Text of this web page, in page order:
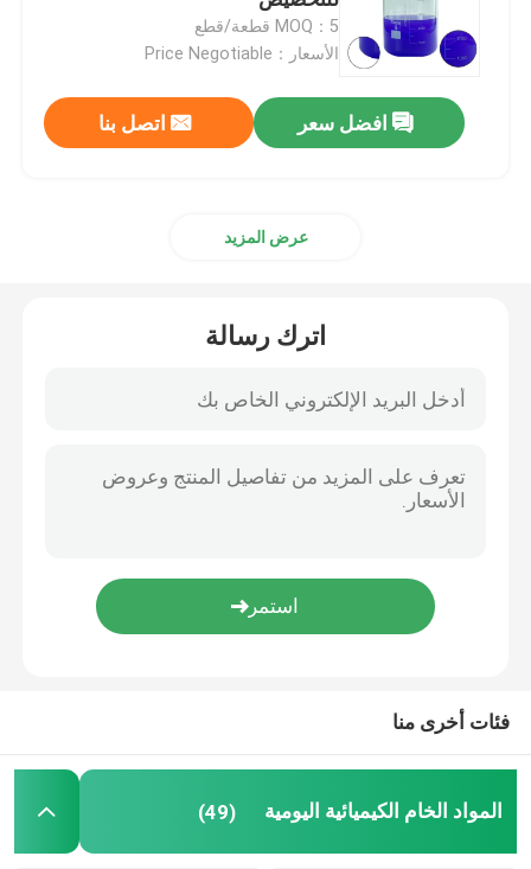
منتجات كيميائية زراعية
المواد الكيميائية العضوية الأساسية
زجاجات المختبر
أكواب المختبرات
وكلاء المنكهة
MOQ：5 قطعة/قطع
الأسعار：Price Negotiable
افضل سعر اتصل بنا
عرض المزيد
اترك رسالة
فئات أخرى منا
المواد الخام الكيميائية اليومية (49)